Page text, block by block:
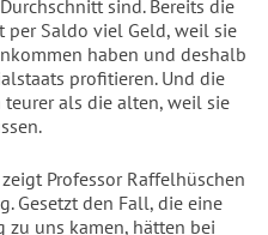
sind. Bereits die
per Saldo viel Geld, weil sie
haben und deshalb
profitieren. Und die
als die alten, weil sie
Professor Raffelhüschen
Gesetzt den Fall, die eine
uns kamen, hätten bei